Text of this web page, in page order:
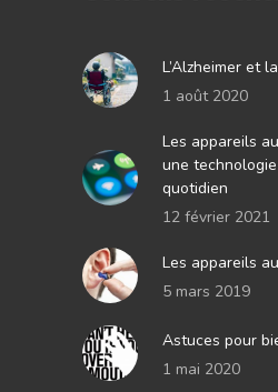
L’Alzheimer et
1 août 2020
Les appareils
une
quotidien
12 février 2021
Les appareils
5 mars 2019
Astuces pour
1 mai 2020